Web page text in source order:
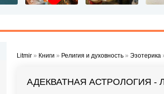
Litmir » Книги » Религия и духовность » Эзотерика
АДЕКВАТНАЯ АСТРОЛОГИЯ -